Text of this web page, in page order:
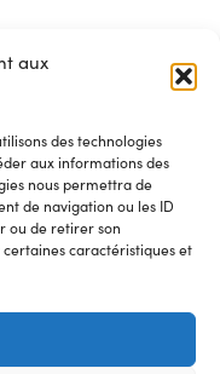
aux
des technologies
aux informations des
nous permettra de
de navigation ou les ID
ou de retirer son
caractéristiques et